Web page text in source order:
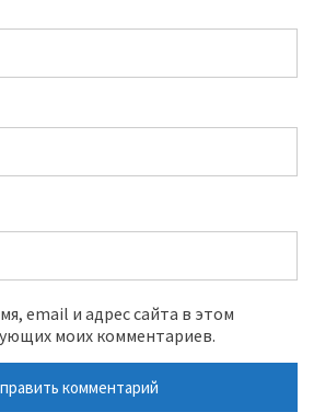
email и адрес сайта в этом
моих комментариев.